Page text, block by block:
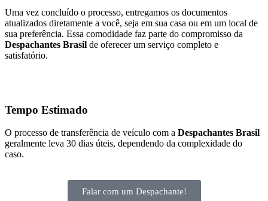
Uma vez concluído o processo, entregamos os documentos
atualizados diretamente a você, seja em sua casa ou em um local de
sua preferência. Essa comodidade faz parte do compromisso da
Despachantes Brasil de oferecer um serviço completo e
satisfatório.
Tempo Estimado
O processo de transferência de veículo com a Despachantes Brasil
geralmente leva 30 dias úteis, dependendo da complexidade do
caso.
Falar com um Despachante!